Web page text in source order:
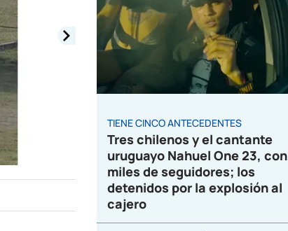
TIENE CINCO ANTECEDENTES
Tres chilenos y el cantante
uruguayo Nahuel One 23, con
miles de seguidores; los
detenidos por la explosión al
cajero